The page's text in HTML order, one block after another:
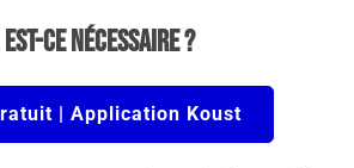
ce nécessaire ?
| Application Koust